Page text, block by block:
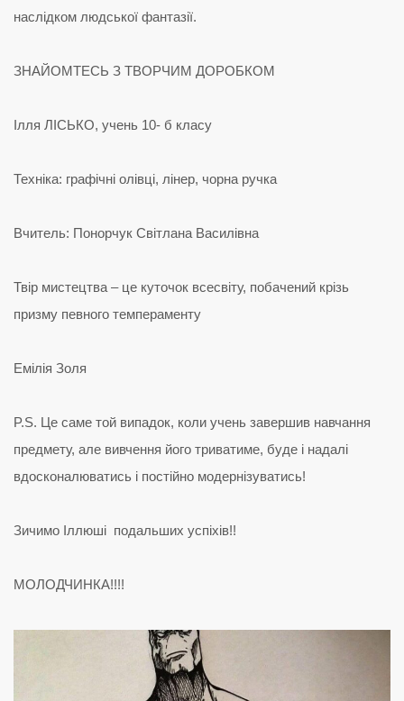
наслідком людської фантазії.
ЗНАЙОМТЕСЬ З ТВОРЧИМ ДОРОБКОМ
Ілля ЛІСЬКО, учень 10- б класу
Техніка: графічні олівці, лінер, чорна ручка
Вчитель: Понорчук Світлана Василівна
Твір мистецтва – це куточок всесвіту, побачений крізь
призму певного темпераменту
Емілія Золя
P.S. Це саме той випадок, коли учень завершив навчання
предмету, але вивчення його триватиме, буде і надалі
вдосконалюватись і постійно модернізуватись!
Зичимо Іллюші подальших успіхів!!
МОЛОДЧИНКА!!!!